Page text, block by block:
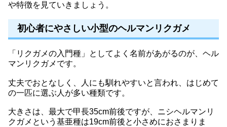
や特徴を見ていきましょう。
初心者にやさしい小型のヘルマンリクガメ
「リクガメの入門種」としてよく名前があがるのが、ヘル
マンリクガメです。
丈夫でおとなしく、人にも馴れやすいと言われ、はじめて
の一匹に選ぶ人が多い種類です。
大きさは、最大で甲長35cm前後ですが、ニシヘルマンリ
クガメという基亜種は19cm前後と小さめにおさまりま